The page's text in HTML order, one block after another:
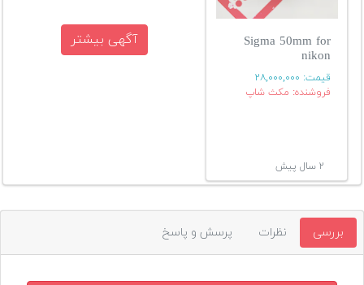
Sigma 50mm for
nikon
قیمت: ۲۸,۰۰۰,۰۰۰
فروشنده: مکث شاپ
۲ سال پیش
آگهی بیشتر
بررسی نظرات پرسش و پاسخ